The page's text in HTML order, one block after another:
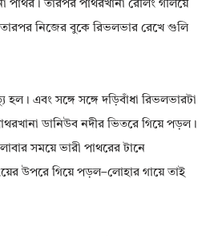
পাথর। তারপর পাথরখানা রেলিং গলিয়ে
নিজের বুকে রিভলভার রেখে গুলি
এবং সঙ্গে সঙ্গে দড়িবাঁধা রিভলভারটা
ডানিউব নদীর ভিতরে গিয়ে পড়ল।
সময়ে ভারী পাথরের টানে
উপরে গিয়ে পড়ল–লোহার গায়ে তাই